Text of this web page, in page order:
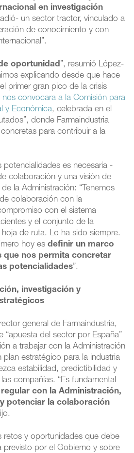
en investigación
un sector tractor, vinculado a
de conocimiento y con
oportunidad”, resumió López-
explicando desde que hace
primer gran pico de la crisis
nos convocara a la Comisión para
y Económica, celebrada en el
donde Farmaindustria
para contribuir a la
potencialidades es necesaria -
colaboración y una visión de
la Administración: “Tenemos
colaboración con la
con el sistema
y el conjunto de la
de ruta. Lo ha sido siempre.
hoy esdefinir un marco
que nos permita concretar
potencialidades”.
investigación y
general de Farmaindustria,
“apuesta del sector por España”
a trabajar con la Administración
plan estratégico para la industria
estabilidad, predictibilidad y
compañías. “Es fundamental
con la Administración,
potenciar la colaboración
retos y oportunidades que debe
previsto por el Gobierno y sobre